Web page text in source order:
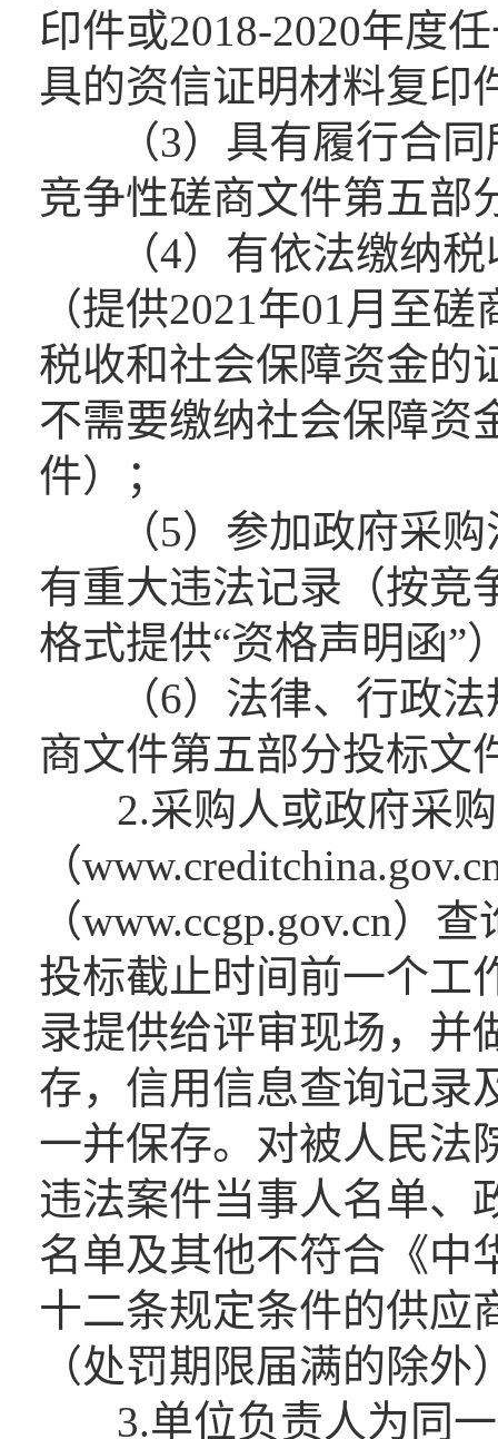
印件或2018-2020年度
具的资信证明材料复印
（3）具有履行合同
竞争性磋商文件第五
（4）有依法缴纳税
（提供2021年01月至
税收和社会保障资金的
不需要缴纳社会保障资
件）；
（5）参加政府采购
有重大违法记录（按竞
格式提供“资格声明函”
（6）法律、行政法
商文件第五部分投标文
2.采购人或政府采购
（
（www.ccgp.gov.cn）
投标截止时间前一个工
录提供给评审现场，并
存，信用信息查询记录
一并保存。对被人民法
违法案件当事人名单、
名单及其他不符合《中
十二条规定条件的供应
（处罚期限届满的除外
3.单位负责人为同一